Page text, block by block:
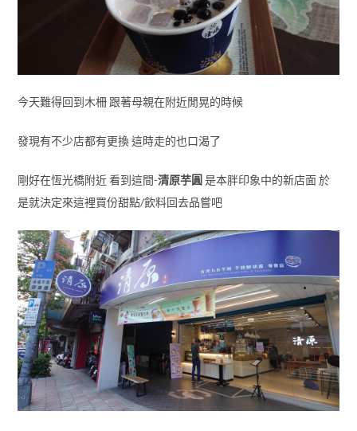
今天難得回到木柵 跟著母親在附近閒晃的時候
發現有不少店都有更換 這時走的也口渴了
剛好在恆光橋附近 看到這間-清原芋圓 是本胖印象中的新店面 於
是就決定來這裡買份甜點/飲料回去品嘗吧